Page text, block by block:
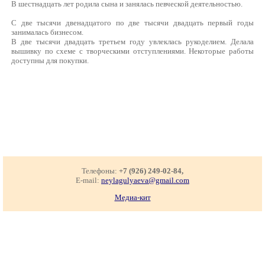
В шестнадцать лет родила сына и занялась певческой деятельностью.
С две тысячи двенадцатого по две тысячи двадцать первый годы
занималась бизнесом.
В две тысячи двадцать третьем году увлеклась рукоделием. Делала
вышивку по схеме с творческими отступлениями. Некоторые работы
доступны для покупки.
Телефоны: +7 (926) 249-02-84,
E-mail: neylagulyaeva@gmail.com
Медиа-кит